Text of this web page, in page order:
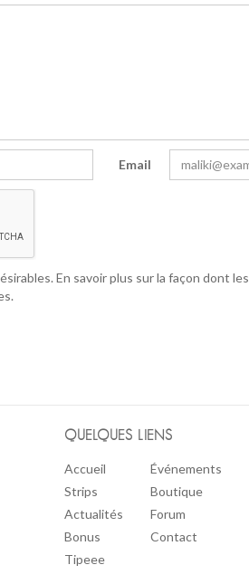
Email
En savoir plus sur la façon dont les
.
QUELQUES LIENS
Accueil
Strips
Actualités
Bonus
Tipeee
Événements
Boutique
Forum
Contact